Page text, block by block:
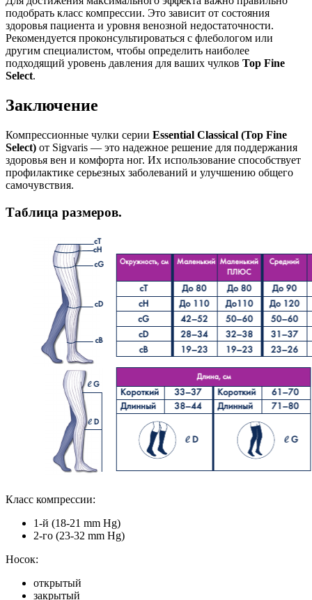
подобрать класс компрессии. Это зависит от состояния
здоровья пациента и уровня венозной недостаточности.
Рекомендуется проконсультироваться с флебологом или
другим специалистом, чтобы определить наиболее
подходящий уровень давления для ваших чулков Top Fine
Select.
Заключение
Компрессионные чулки серии Essential Classical (Top Fine
Select) от Sigvaris — это надежное решение для поддержания
здоровья вен и комфорта ног. Их использование способствует
профилактике серьезных заболеваний и улучшению общего
самочувствия.
Таблица размеров.
Класс компрессии:
1-й (18-21 mm Hg)
2-го (23-32 mm Hg)
Носок:
открытый
закрытый